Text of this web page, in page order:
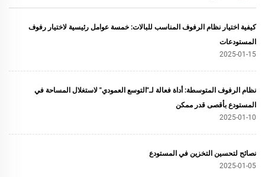
كيفية اختيار نظام الرفوف المناسب للبالات: خمسة عوامل رئيسية لاختيار رفوف
المستودعات
2025-01-15
نظام الرفوف المتوسطة: أداة فعالة لـ"التوسع العمودي" لاستغلال المساحة في
المستودع بأقصى قدر ممكن
2025-01-10
نصائح لتحسين التخزين في المستودع
2025-01-05